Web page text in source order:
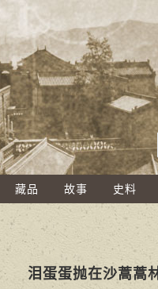
藏品 故事 史料
泪蛋蛋抛在沙蒿蒿